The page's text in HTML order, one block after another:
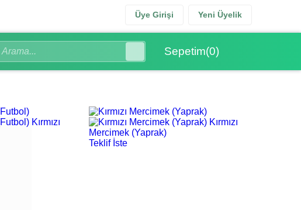
Üye Girişi Yeni Üyelik
Sepetim(0)
Kırmızı
Kırmızı
Mercimek (Yaprak)
Teklif İste